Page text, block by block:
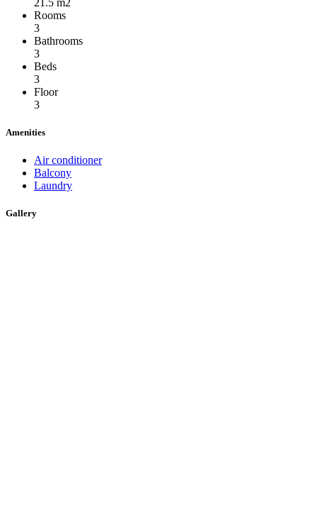
Rooms
3
Bathrooms
3
Beds
3
Floor
3
Amenities
Air conditioner
Balcony
Laundry
Gallery